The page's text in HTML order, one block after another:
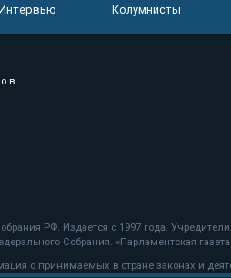
Колумнисты
в
РФ. Издается с 1997 года.
Собрания. «Парламентская
о принимаемых в стране законах и